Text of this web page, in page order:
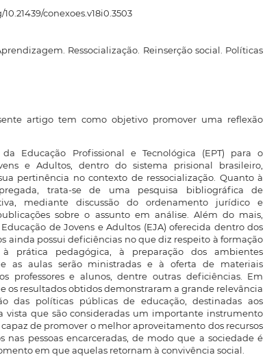
conexoes.v18i0.3503
Ressocialização. Reinserção social. Políticas
artigo tem como objetivo promover uma reflexão
Educação Profissional e Tecnológica (EPT) para o
e Adultos, dentro do sistema prisional brasileiro,
pertinência no contexto de ressocialização. Quanto à
trata-se de uma pesquisa bibliográfica de
mediante discussão do ordenamento jurídico e
sobre o assunto em análise. Além do mais,
de Jovens e Adultos (EJA) oferecida dentro dos
ainda possui deficiências no que diz respeito à formação
à prática pedagógica, à preparação dos ambientes
as aulas serão ministradas e à oferta de materiais
professores e alunos, dentre outras deficiências. Em
os resultados obtidos demonstraram a grande relevância
das políticas públicas de educação, destinadas aos
vista que são consideradas um importante instrumento
de promover o melhor aproveitamento dos recursos
nas pessoas encarceradas, de modo que a sociedade é
em que aquelas retornam à convivência social.